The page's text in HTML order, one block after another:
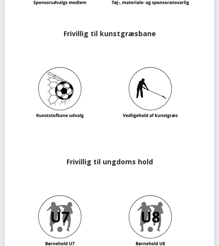
Frivillig til kunstgræsbane
Frivillig til ungdoms hold